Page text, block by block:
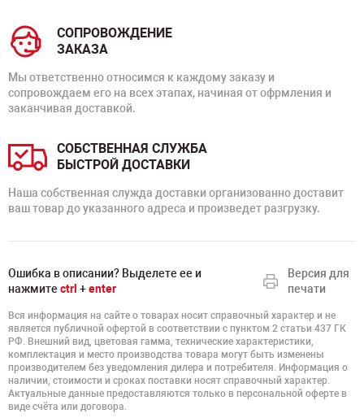
СОПРОВОЖДЕНИЕ
ЗАКАЗА
Мы ответственно относимся к каждому заказу и
сопровождаем его на всех этапах, начиная от офрмления и
заканчивая доставкой.
СОБСТВЕННАЯ СЛУЖБА
БЫСТРОЙ ДОСТАВКИ
Наша собственная служда доставки организованно доставит
ваш товар до указанного адреса и произведет разгрузку.
Ошибка в описании? Выделете ее и
нажмите ctrl +enter
Версия для
печати
Вся информация на сайте о товарах носит справочный характер и не
является публичной офертой в соответствии с пунктом 2 статьи 437 ГК
РФ. Внешний вид, цветовая гамма, технические характеристики,
комплектация и место производства товара могут быть изменены
производителем без уведомления дилера и потребителя. Информация о
наличии, стоимости и сроках поставки носят справочный характер.
Актуальные данные предоставляются только в персональной оферте в
виде счёта или договора.